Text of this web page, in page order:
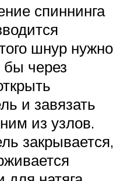
спиннинга
шнур нужно
бы через
и завязать
из узлов.
закрывается,